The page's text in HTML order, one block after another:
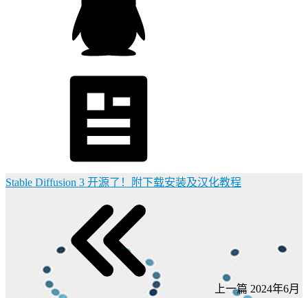
Stable Diffusion 3 开源了！附下载安装及汉化教程
上一篇 2024年6月